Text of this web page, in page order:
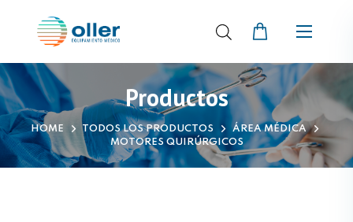
Productos
HOME TODOS LOS PRODUCTOS
ÁREA MÉDICA
MOTORES QUIRÚRGICOS